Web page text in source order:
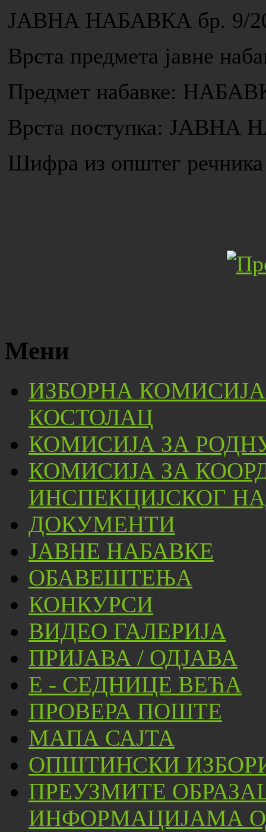
ЈАВНА НАБАВКА бр. 9/
Врста предмета јавне
Предмет набавке:
Врста поступка:
Шифра из општег
Мени
ИЗБОРНА
КОСТОЛАЦ
КОМИСИЈА ЗА
КОМИСИЈА ЗА
ИНСПЕКЦИЈСКОГ
ДОКУМЕНТИ
ЈАВНЕ НАБАВКЕ
ОБАВЕШТЕЊА
КОНКУРСИ
ВИДЕО ГАЛЕРИЈА
ПРИЈАВА / ОДЈАВА
Е - СЕДНИЦЕ ВЕЋА
ПРОВЕРА ПОШТЕ
МАПА САЈТА
ОПШТИНСКИ
ПРЕУЗМИТЕ
ИНФОРМАЦИЈАМА